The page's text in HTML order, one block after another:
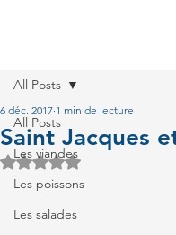
All Posts
Les viandes
Les poissons
Les salades
All Posts
Saint Jacques
6 déc. 2017 1 min de lecture
Noté NaN étoiles sur 5.